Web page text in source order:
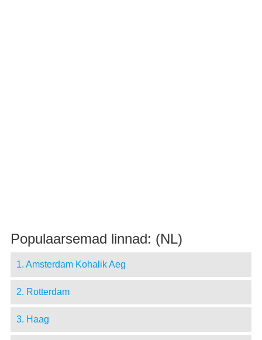
Populaarsemad linnad: (NL)
1. Amsterdam Kohalik Aeg
2. Rotterdam
3. Haag